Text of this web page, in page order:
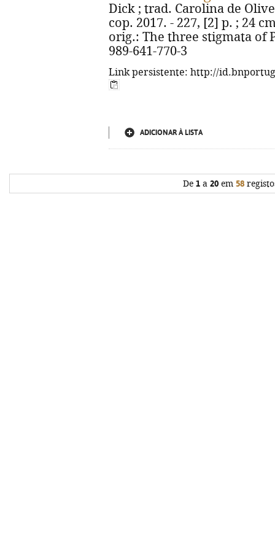
Dick ; trad. Carolina de
cop. 2017. - 227, [2] p. ; 24
orig.: The three stigmata of
989-641-770-3
Link persistente: http://
ADICIONAR À LISTA
De 1a 20em 58